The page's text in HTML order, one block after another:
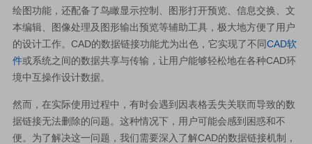
绘图功能，还配备了鸟瞰显示控制、图形打开预览、信息交换、文
本编辑、图像处理及图形输出预览等辅助工具，极大地方便了用户
的设计工作。CAD的数据链接功能尤为出色，它实现了不同CAD软
件或系统之间的数据共享与传输，让用户能够轻松地在各种CAD环
境中互操作设计数据。
然而，在实际使用过程中，有时会遇到因表格丢失关联而导致的数
据链接无法删除的问题。这种情况下，用户可能会感到困惑和不
便。为了解决这一问题，我们需要深入了解CAD的数据链接机制，